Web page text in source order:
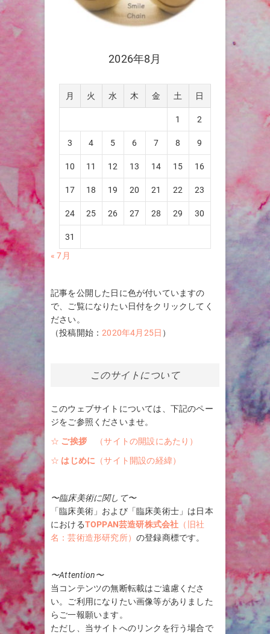
2026年8月
月 火 水 木 金 土 日
1 2
3 4 5 6 7 8 9
10 11 12 13 14 15 16
17 18 19 20 21 22 23
24 25 26 27 28 29 30
31
« 7月
記事を公開した日に色が付いていますの
で、ご覧になりたい日付をクリックしてく
ださい。
（投稿開始：2020年4月25日 ）
このサイトについて
このウェブサイトについては、下記のペー
ジをご参照くださいませ。
☆ ご挨拶
（サイトの開設にあたり）
☆ はじめに （サイト開設の経緯）
〜臨床美術に関して〜
「臨床美術」および「臨床美術士」は日本
におけるTOPPAN芸造研株式会社 （旧社
名：芸術造形研究所） の登録商標です。
〜Attention〜
当コンテンツの無断転載はご遠慮くださ
い。ご利用になりたい画像等がありました
らご一報願います。
ただし、当サイトへのリンクを行う場合で